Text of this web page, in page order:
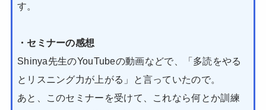
す。
・セミナーの感想
Shinya先生のYouTubeの動画などで、「多読をやる
とリスニング力が上がる」と言っていたので。
あと、このセミナーを受けて、これなら何とか訓練